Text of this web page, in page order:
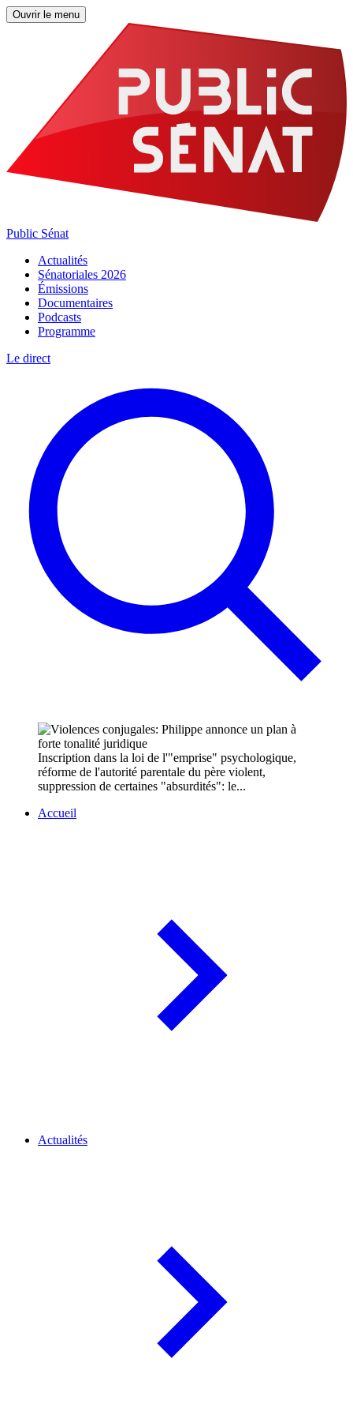
Ouvrir le menu
Public Sénat
Actualités
Sénatoriales 2026
Émissions
Documentaires
Podcasts
Programme
Le direct
Inscription dans la loi de l'"emprise" psychologique,
réforme de l'autorité parentale du père violent,
suppression de certaines "absurdités": le...
Accueil
Actualités